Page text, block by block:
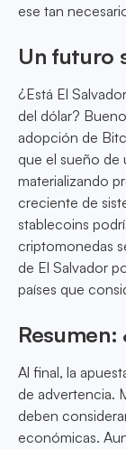
ese tan
Un futuro
¿Está El
del dólar?
adopción de
que el sueño de
materializando
creciente de
stablecoins
criptomonedas
de El Salvador
países que
Al final, la
de advertencia.
deben
económicas.